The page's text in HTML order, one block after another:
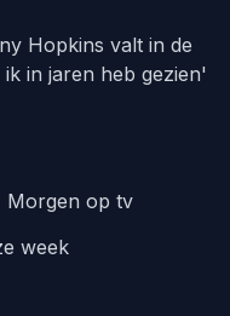
Hopkins valt in de
in jaren heb gezien'
Morgen op tv
week